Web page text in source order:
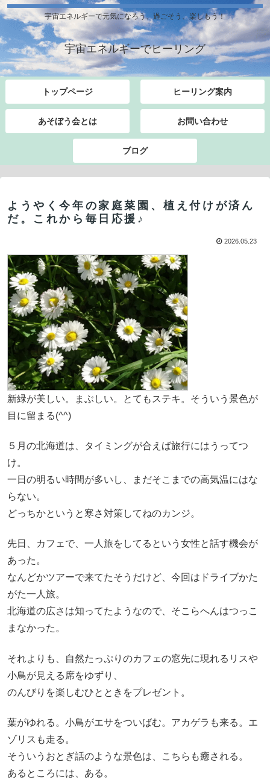
宇宙エネルギーで元気になろう、過ごそう、楽しもう！
宇宙エネルギーでヒーリング
トップページ ヒーリング案内
あそぼう会とは お問い合わせ
ブログ
ようやく今年の家庭菜園、植え付けが済ん
だ。これから毎日応援♪
2026.05.23
新緑が美しい。まぶしい。とてもステキ。そういう景色が
目に留まる(^^)
５月の北海道は、タイミングが合えば旅行にはうってつ
け。
一日の明るい時間が多いし、まだそこまでの高気温にはな
らない。
どっちかというと寒さ対策してねのカンジ。
先日、カフェで、一人旅をしてるという女性と話す機会が
あった。
なんどかツアーで来てたそうだけど、今回はドライブかた
がた一人旅。
北海道の広さは知ってたようなので、そこらへんはつっこ
まなかった。
それよりも、自然たっぷりのカフェの窓先に現れるリスや
小鳥が見える席をゆずり、
のんびりを楽しむひとときをプレゼント。
葉がゆれる。小鳥がエサをついばむ。アカゲラも来る。エ
ゾリスも走る。
そういうおとぎ話のような景色は、こちらも癒される。
あるところには、ある。